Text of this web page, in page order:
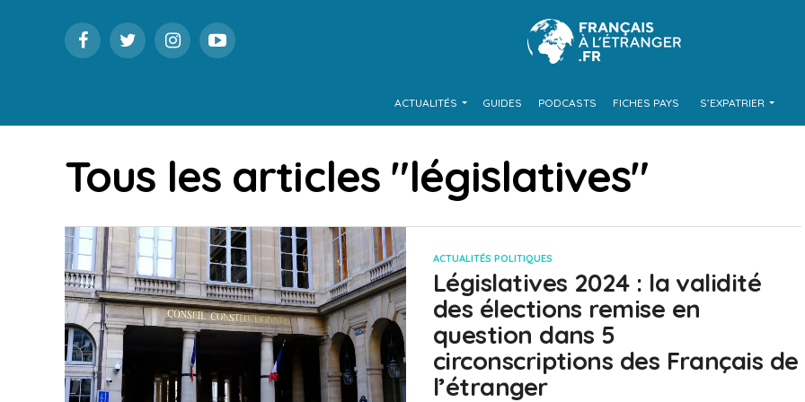
ACTUALITÉS GUIDES PODCASTS FICHES PAYS S’EXPATRIER
Tous les articles "législatives"
ACTUALITÉS POLITIQUES
Législatives 2024 : la validité
des élections remise en
question dans 5
circonscriptions des Français de
l’étranger